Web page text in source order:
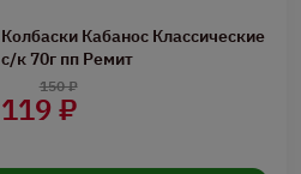
Колбаски Кабанос Классические
с/к 70г пп Ремит
119 ₽
150 ₽